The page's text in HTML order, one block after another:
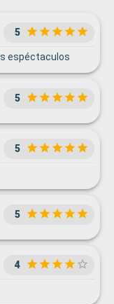
5
espéctaculos
5
5
5
4